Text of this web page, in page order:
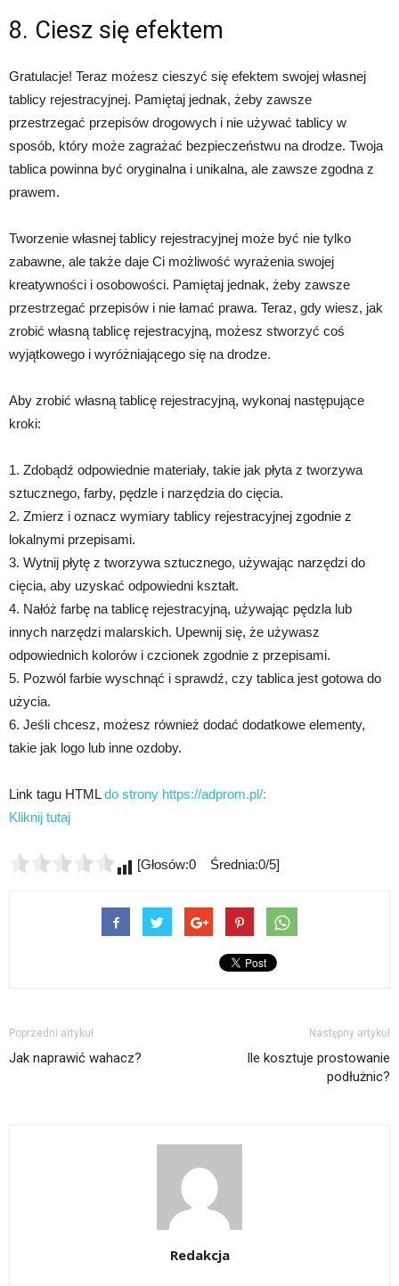
8. Ciesz się efektem
Gratulacje! Teraz możesz cieszyć się efektem swojej własnej
tablicy rejestracyjnej. Pamiętaj jednak, żeby zawsze
przestrzegać przepisów drogowych i nie używać tablicy w
sposób, który może zagrażać bezpieczeństwu na drodze. Twoja
tablica powinna być oryginalna i unikalna, ale zawsze zgodna z
prawem.
Tworzenie własnej tablicy rejestracyjnej może być nie tylko
zabawne, ale także daje Ci możliwość wyrażenia swojej
kreatywności i osobowości. Pamiętaj jednak, żeby zawsze
przestrzegać przepisów i nie łamać prawa. Teraz, gdy wiesz, jak
zrobić własną tablicę rejestracyjną, możesz stworzyć coś
wyjątkowego i wyróżniającego się na drodze.
Aby zrobić własną tablicę rejestracyjną, wykonaj następujące
kroki:
1. Zdobądź odpowiednie materiały, takie jak płyta z tworzywa
sztucznego, farby, pędzle i narzędzia do cięcia.
2. Zmierz i oznacz wymiary tablicy rejestracyjnej zgodnie z
lokalnymi przepisami.
3. Wytnij płytę z tworzywa sztucznego, używając narzędzi do
cięcia, aby uzyskać odpowiedni kształt.
4. Nałóż farbę na tablicę rejestracyjną, używając pędzla lub
innych narzędzi malarskich. Upewnij się, że używasz
odpowiednich kolorów i czcionek zgodnie z przepisami.
5. Pozwól farbie wyschnąć i sprawdź, czy tablica jest gotowa do
użycia.
6. Jeśli chcesz, możesz również dodać dodatkowe elementy,
takie jak logo lub inne ozdoby.
Link tagu HTMLdo strony https://adprom.pl/:
Kliknij tutaj
[Głosów:0 Średnia:0/5]
Poprzedni artykuł
Jak naprawić wahacz?
Następny artykuł
Ile kosztuje prostowanie
podłużnic?
Redakcja